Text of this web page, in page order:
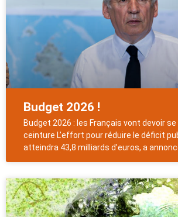
Budget 2026 !
Budget 2026 : les Français vont devoir
ceinture L’effort pour réduire le déficit
atteindra 43,8 milliards d’euros, a